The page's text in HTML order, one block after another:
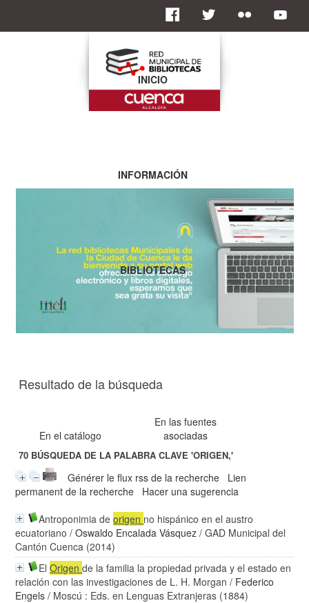
Resultado de la búsqueda
En el catálogo
En las fuentes
asociadas
70 BÚSQUEDA DE LA PALABRA CLAVE'ORIGEN,'
Générer le flux rss de la recherche
Lien
permanent de la recherche
Hacer una sugerencia
Antroponimia deorigen no hispánico en el austro
ecuatoriano /Oswaldo Encalada Vásquez / GAD Municipal del
Cantón Cuenca (2014)
ElOrigende la familia la propiedad privada y el estado en
relación con las investigaciones de L. H. Morgan / Federico
Engels / Moscú : Eds. en Lenguas Extranjeras (1884)
INICIO
INFORMACIÓN
BIBLIOTECAS